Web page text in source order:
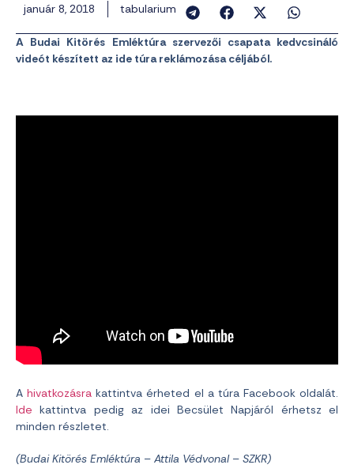
január 8, 2018 tabularium
A Budai Kitörés Emléktúra szervezői csapata kedvcsináló
videót készített az ide túra reklámozása céljából.
Ahivatkozásra kattintva érheted el a túra Facebook oldalát.
Ide kattintva pedig az idei Becsület Napjáról érhetsz el
minden részletet.
(Budai Kitörés Emléktúra – Attila Védvonal – SZKR)